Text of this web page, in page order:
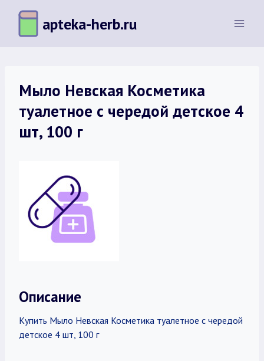
Перейти
содержимому
apteka-herb.ru
Мыло Невская Косметика
туалетное с чередой детское 4
шт, 100 г
Описание
Купить Мыло Невская Косметика туалетное с чередой
детское 4 шт, 100 г